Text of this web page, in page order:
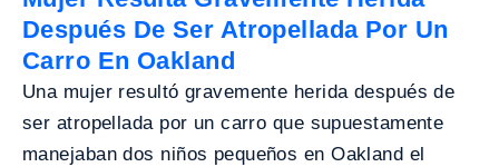
Después De Ser Atropellada Por Un
Carro En Oakland
Una mujer resultó gravemente herida después de
ser atropellada por un carro que supuestamente
manejaban dos niños pequeños en Oakland el